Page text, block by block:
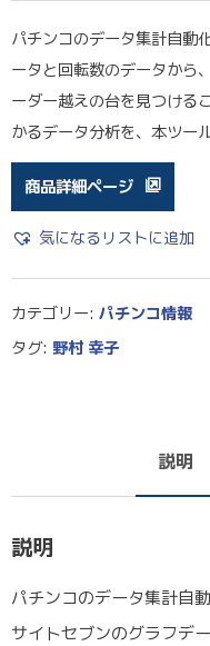
パチンコのデータ集計自動
ータと回転数のデータから
ーダー越えの台を見つける
かるデータ分析を、本ツー
商品詳細ページ
気になるリストに追加
カテゴリー: パチンコ情報
タグ: 野村 幸子
説明
説明
パチンコのデータ集計自
サイトセブンのグラフデ